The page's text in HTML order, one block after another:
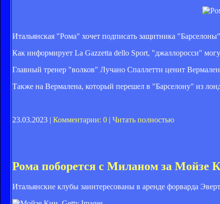
Итальянская "Рома" хочет подписать защитника
Как информирует La Gazzetta dello Sport, "джаллоросси"
Главный тренер "волков" Лучано Спаллетти ценит
Также на Вермалена, который перешел в "Барселону" из
23.03.2023 | Комментарии: 0 | Читать полностью
Рома поборется с Миланом за Мойзе
Итальянские клубы заинтересованы в аренде форварда